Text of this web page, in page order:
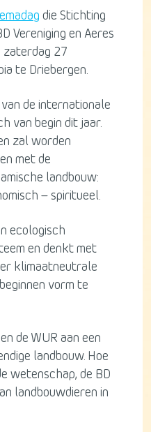
die Stichting
Vereniging en Aeres
zaterdag 27
te Driebergen.
de internationale
van begin dit jaar.
zal worden
met de
landbouw:
– spiritueel.
ecologisch
en denkt met
klimaatneutrale
vorm te
de WUR aan een
landbouw. Hoe
wetenschap, de BD
landbouwdieren in